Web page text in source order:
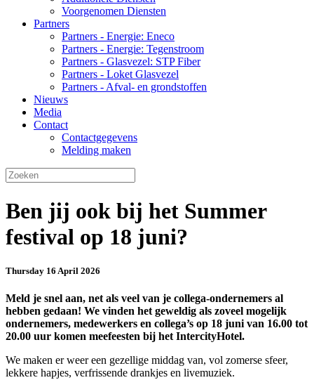
Voorgenomen Diensten
Partners
Partners - Energie: Eneco
Partners - Energie: Tegenstroom
Partners - Glasvezel: STP Fiber
Partners - Loket Glasvezel
Partners - Afval- en grondstoffen
Nieuws
Media
Contact
Contactgegevens
Melding maken
Ben jij ook bij het Summer
festival op 18 juni?
Thursday 16 April 2026
Meld je snel aan, net als veel van je collega-ondernemers al
hebben gedaan! We vinden het geweldig als zoveel mogelijk
ondernemers, medewerkers en collega’s op 18 juni van 16.00 tot
20.00 uur komen meefeesten bij het IntercityHotel.
We maken er weer een gezellige middag van, vol zomerse sfeer,
lekkere hapjes, verfrissende drankjes en livemuziek.